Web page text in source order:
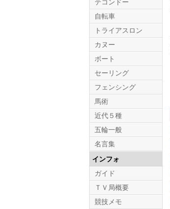
テコンドー
自転車
トライアスロン
カヌー
ボート
セーリング
フェンシング
馬術
近代５種
五輪一般
名言集
インフォ
ガイド
ＴＶ局概要
競技メモ